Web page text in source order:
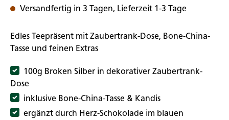
Versandfertig in 3 Tagen, Lieferzeit 1-3 Tage
Edles Teepräsent mit Zaubertrank-Dose, Bone-China-
Tasse und feinen Extras
100g Broken Silber in dekorativer Zaubertrank-
Dose
inklusive Bone-China-Tasse & Kandis
ergänzt durch Herz-Schokolade im blauen